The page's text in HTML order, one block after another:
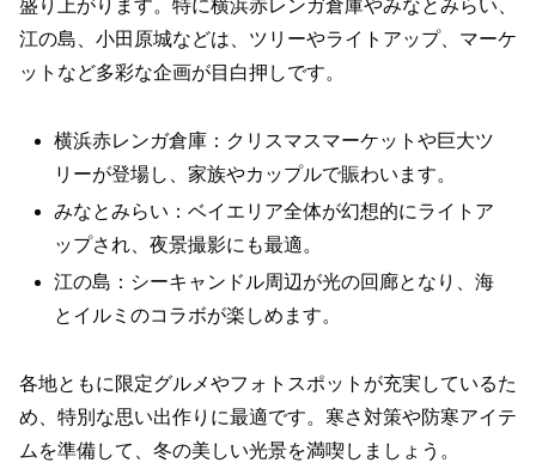
盛り上がります。特に横浜赤レンガ倉庫やみなとみらい、
江の島、小田原城などは、ツリーやライトアップ、マーケ
ットなど多彩な企画が目白押しです。
横浜赤レンガ倉庫：クリスマスマーケットや巨大ツ
リーが登場し、家族やカップルで賑わいます。
みなとみらい：ベイエリア全体が幻想的にライトア
ップされ、夜景撮影にも最適。
江の島：シーキャンドル周辺が光の回廊となり、海
とイルミのコラボが楽しめます。
各地ともに限定グルメやフォトスポットが充実しているた
め、特別な思い出作りに最適です。寒さ対策や防寒アイテ
ムを準備して、冬の美しい光景を満喫しましょう。